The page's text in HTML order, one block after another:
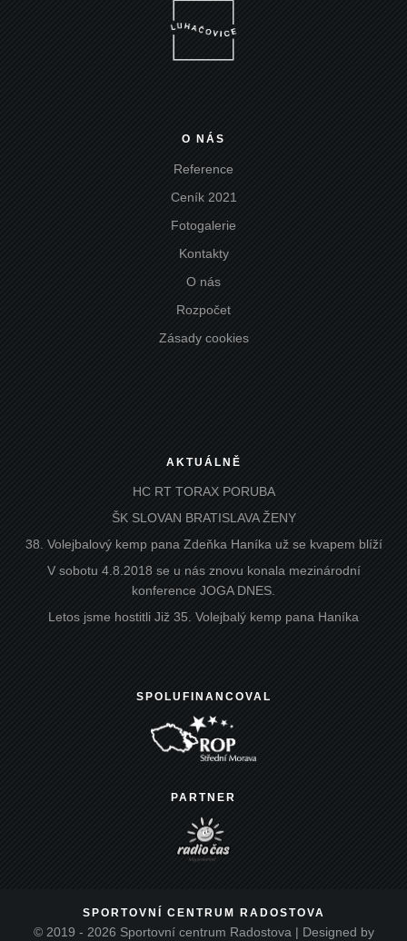
O NÁS
Reference
Ceník 2021
Fotogalerie
Kontakty
O nás
Rozpočet
Zásady cookies
AKTUÁLNĚ
HC RT TORAX PORUBA
ŠK SLOVAN BRATISLAVA ŽENY
38. Volejbalový kemp pana Zdeňka Haníka už se kvapem blíží
V sobotu 4.8.2018 se u nás znovu konala mezinárodní
konference JOGA DNES.
Letos jsme hostitli Již 35. Volejbalý kemp pana Haníka
SPOLUFINANCOVAL
PARTNER
SPORTOVNÍ CENTRUM RADOSTOVA
© 2019 - 2026 Sportovní centrum Radostova | Designed by